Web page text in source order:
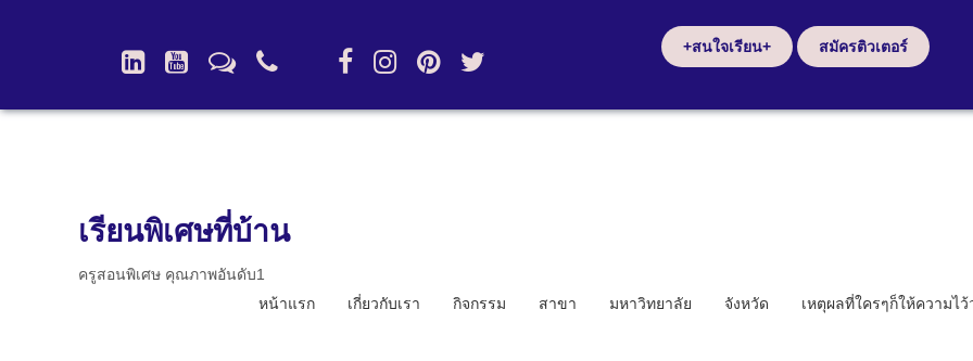
+สนใจเรียน+ สมัครติวเตอร์
เรียนพิเศษที่บ้าน
ครูสอนพิเศษ คุณภาพอันดับ1
หน้าแรก
เกี่ยวกับเรา กิจกรรม สาขา มหาวิทยาลัย จังหวัด เหตุผลที่ใครๆก็ให้ความไว้